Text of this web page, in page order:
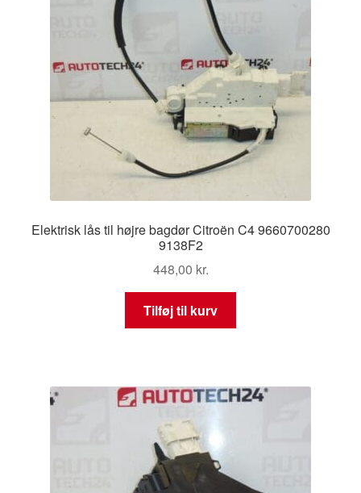
Elektrisk lås til højre bagdør Citroën C4 9660700280
9138F2
448,00 kr.
Tilføj til kurv